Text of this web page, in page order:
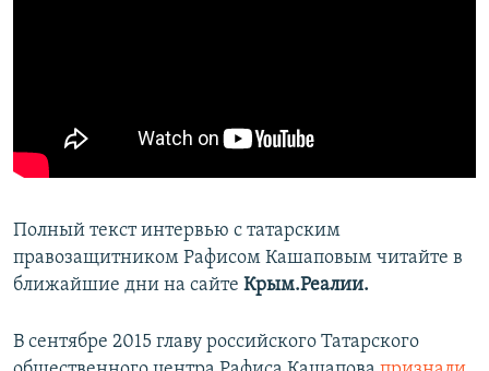
Полный текст интервью с татарским
правозащитником Рафисом Кашаповым читайте в
ближайшие дни на сайте Крым.Реалии.
В сентябре 2015 главу российского Татарского